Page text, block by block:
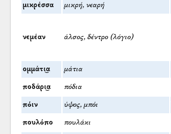
μικρέσσα μικρή, νεαρή
νεμέαν άλσος, δέντρο (λόγιο)
ομμάτι͜α μάτια
ποδάρι͜α πόδια
πόιν ύψος, μπόι
πουλόπο πουλάκι